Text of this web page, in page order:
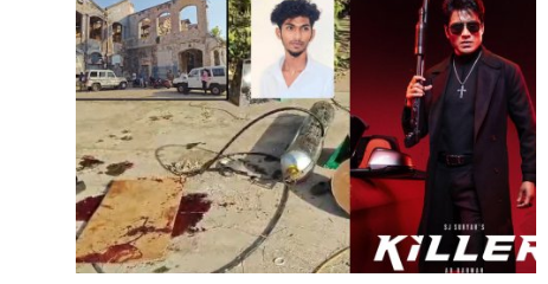
Health
Special Story
Business